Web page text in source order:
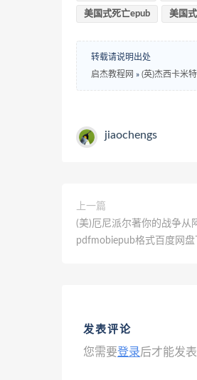
美国式死亡epub 美国
转载请说明出处
启杰教程网 » (英)杰西卡米
jiaochengs
上一篇
(美)厄尼派尔著你的战争从
pdfmobiepub格式百度网盘
发表评论
您需要登录后才能发